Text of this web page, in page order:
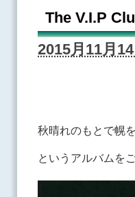
The V.I.P
2015月11月
秋晴れのもとで幌
というアルバムをご